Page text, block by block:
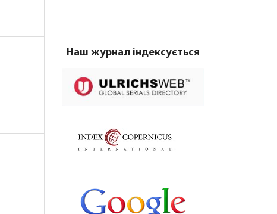
Наш журнал індексується